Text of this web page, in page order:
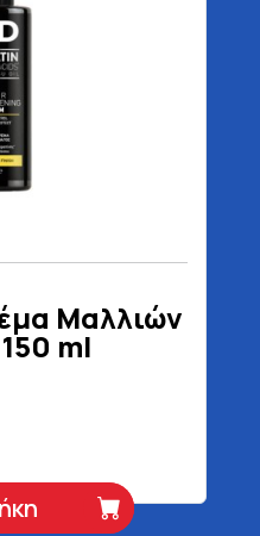
Μαλλιών
ml